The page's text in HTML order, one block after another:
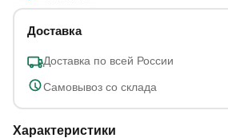
Доставка
Доставка по всей России
Самовывоз со склада
Характеристики